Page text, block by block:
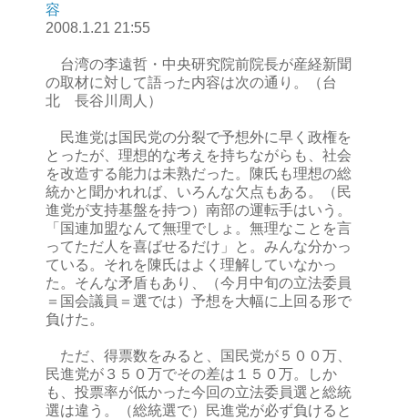
容
2008.1.21 21:55
台湾の李遠哲・中央研究院前院長が産経新聞
の取材に対して語った内容は次の通り。（台
北 長谷川周人）
民進党は国民党の分裂で予想外に早く政権を
とったが、理想的な考えを持ちながらも、社会
を改造する能力は未熟だった。陳氏も理想の総
統かと聞かれれば、いろんな欠点もある。（民
進党が支持基盤を持つ）南部の運転手はいう。
「国連加盟なんて無理でしょ。無理なことを言
ってただ人を喜ばせるだけ」と。みんな分かっ
ている。それを陳氏はよく理解していなかっ
た。そんな矛盾もあり、（今月中旬の立法委員
＝国会議員＝選では）予想を大幅に上回る形で
負けた。
ただ、得票数をみると、国民党が５００万、
民進党が３５０万でその差は１５０万。しか
も、投票率が低かった今回の立法委員選と総統
選は違う。（総統選で）民進党が必ず負けると